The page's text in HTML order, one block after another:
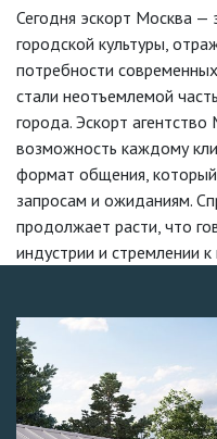
Сегодня эскорт Москва —
городской культуры,
потребности
стали неотъемлемой
города. Эскорт
возможность каждому
формат общения,
запросам и ожиданиям.
продолжает расти, что
индустрии и стремлении к